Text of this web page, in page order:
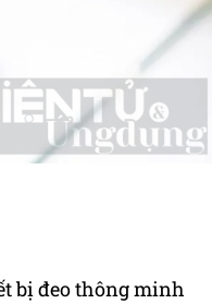
bị đeo thông minh